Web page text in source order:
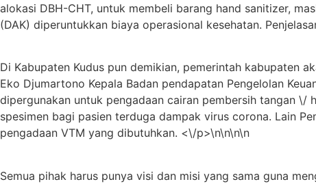
alokasi DBH-CHT, untuk membeli barang hand sanitizer,
(DAK) diperuntukkan biaya operasional kesehatan.
Di Kabupaten Kudus pun demikian, pemerintah kabupaten
Eko Djumartono Kepala Badan pendapatan Pengelolan
dipergunakan untuk pengadaan cairan pembersih tangan
spesimen bagi pasien terduga dampak virus corona. Lain
pengadaan VTM yang dibutuhkan. <\/p>\n\n\n\n
Semua pihak harus punya visi dan misi yang sama guna